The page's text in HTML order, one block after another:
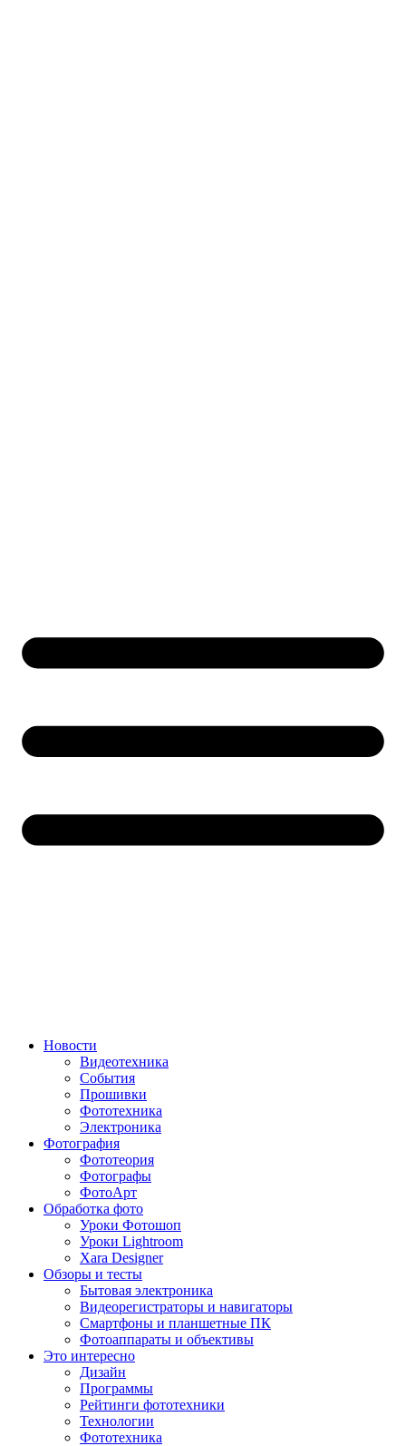
Новости
Видеотехника
События
Прошивки
Фототехника
Электроника
Фотография
Фототеория
Фотографы
ФотоАрт
Обработка фото
Уроки Фотошоп
Уроки Lightroom
Xara Designer
Обзоры и тесты
Бытовая электроника
Видеорегистраторы и навигаторы
Смартфоны и планшетные ПК
Фотоаппараты и объективы
Это интересно
Дизайн
Программы
Рейтинги фототехники
Технологии
Фототехника